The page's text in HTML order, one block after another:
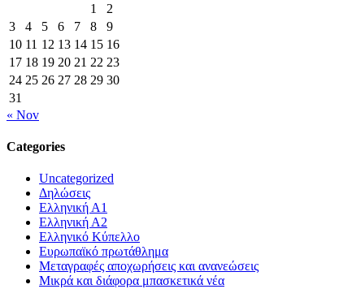
1
2
3
4 5 6 7 8
9
10 11 12 13 14 15 16
17 18 19 20 21 22 23
24 25 26 27 28 29 30
31
« Nov
Categories
Uncategorized
Δηλώσεις
Ελληνική Α1
Ελληνική Α2
Ελληνικό Κύπελλο
Ευρωπαϊκό πρωτάθλημα
Μεταγραφές αποχωρήσεις και ανανεώσεις
Μικρά και διάφορα μπασκετικά νέα